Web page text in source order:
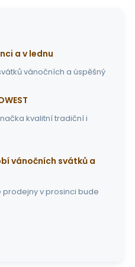
a v lednu
vánočních a úspěšný
kvalitní tradiční i
vánočních svátků a
v prosinci bude